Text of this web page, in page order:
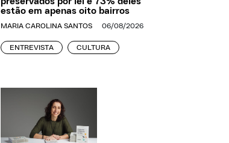
estão em apenas oito bairros
MARIA CAROLINA SANTOS 06/08/2026
ENTREVISTA CULTURA